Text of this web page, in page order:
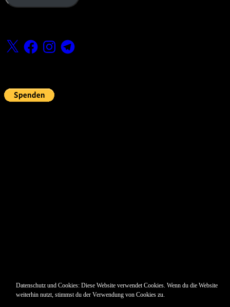
X FacebookInstagramTelegram
Datenschutz und Cookies: Diese Website verwendet Cookies. Wenn du die Website
weiterhin nutzt, stimmst du der Verwendung von Cookies zu.